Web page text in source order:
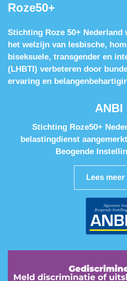
Roze50+
Stichting Roze 50+
het welzijn van lesbische,
biseksuele, transgender en
(LHBTI) verbeteren door
ervaring en
ANBI
Stichting Roze50+
belastingdienst
Beogende
Lees meer